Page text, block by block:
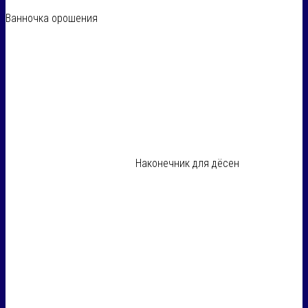
Ванночка орошения
Наконечник для дёсен